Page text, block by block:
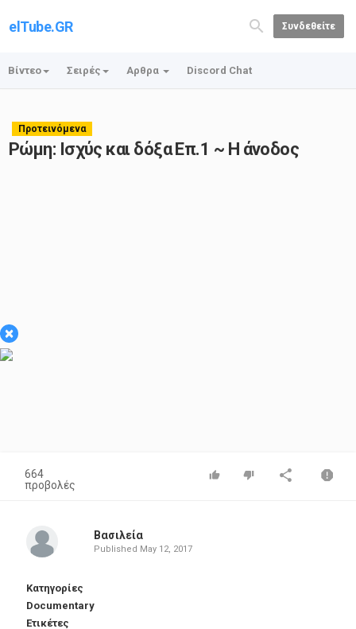
elTube.GR Συνδεθείτε
Βίντεο Σειρές Αρθρα Discord Chat
Προτεινόμενα
Ρώμη: Ισχύς και δόξα Επ.1 ~ Η άνοδος
×
664
προβολές
Βασιλεία
Published May 12, 2017
Κατηγορίες
Documentary
Ετικέτες